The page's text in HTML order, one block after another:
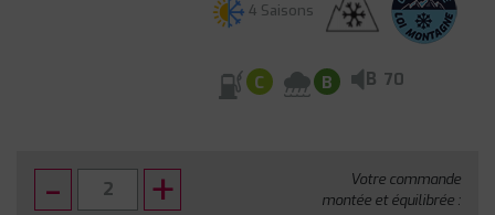
4 Saisons
C B B 70
Votre commande
montée et équilibrée :